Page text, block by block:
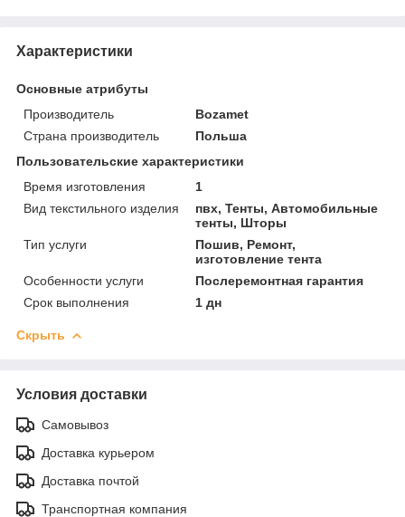
Характеристики
Основные атрибуты
Производитель
Bozamet
Страна производитель
Польша
Пользовательские характеристики
Время изготовления
1
Вид текстильного изделия
пвх, Тенты, Автомобильные
тенты, Шторы
Тип услуги
Пошив, Ремонт,
изготовление тента
Особенности услуги
Послеремонтная гарантия
Срок выполнения
1 дн
Скрыть
Условия доставки
Самовывоз
Доставка курьером
Доставка почтой
Транспортная компания